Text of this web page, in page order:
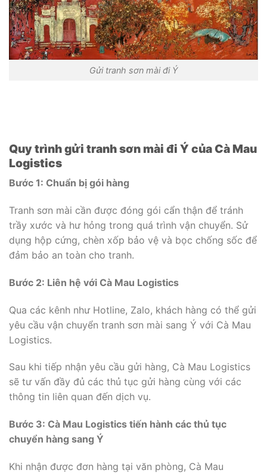
Gửi tranh sơn mài đi Ý
Quy trình gửi tranh sơn mài đi Ý của Cà Mau
Logistics
Bước 1: Chuẩn bị gói hàng
Tranh sơn mài cần được đóng gói cẩn thận để tránh
trầy xước và hư hỏng trong quá trình vận chuyển. Sử
dụng hộp cứng, chèn xốp bảo vệ và bọc chống sốc để
đảm bảo an toàn cho tranh.
Bước 2: Liên hệ với Cà Mau Logistics
Qua các kênh như Hotline, Zalo, khách hàng có thể gửi
yêu cầu vận chuyển tranh sơn mài sang Ý với Cà Mau
Logistics.
Sau khi tiếp nhận yêu cầu gửi hàng, Cà Mau Logistics
sẽ tư vấn đầy đủ các thủ tục gửi hàng cùng với các
thông tin liên quan đến dịch vụ.
Bước 3: Cà Mau Logistics tiến hành các thủ tục
chuyển hàng sang Ý
Khi nhận được đơn hàng tại văn phòng, Cà Mau